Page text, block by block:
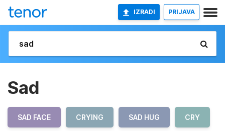
IZRADI PRIJAVA
Sad
SAD FACE CRYING SAD HUG CRY